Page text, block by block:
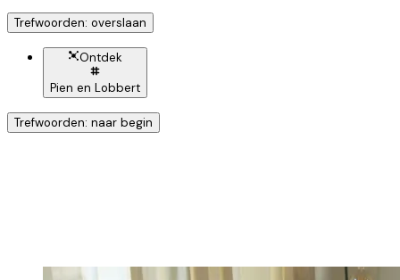
Trefwoorden: overslaan
Ontdek
Pien en Lobbert
Trefwoorden: naar begin